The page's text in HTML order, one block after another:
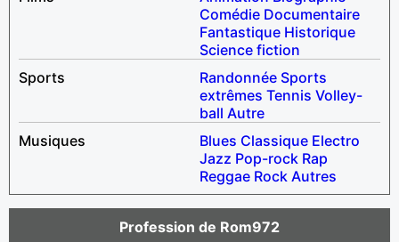
Comédie Documentaire
Fantastique Historique
Science fiction
Sports
Randonnée Sports
extrêmes Tennis Volley-
ball Autre
Musiques
Blues Classique Electro
Jazz Pop-rock Rap
Reggae Rock Autres
Profession de Rom972